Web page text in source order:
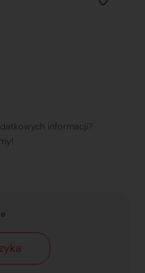
informacji?